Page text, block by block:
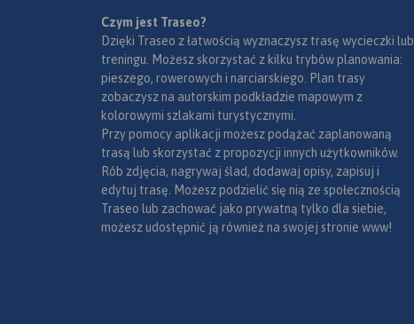
Czym jest Traseo?
Dzięki Traseo z łatwością wyznaczysz trasę wycieczki lub
treningu. Możesz skorzystać z kilku trybów planowania:
pieszego, rowerowych i narciarskiego. Plan trasy
zobaczysz na autorskim podkładzie mapowym z
kolorowymi szlakami turystycznymi.
Przy pomocy aplikacji możesz podążać zaplanowaną
trasą lub skorzystać z propozycji innych użytkowników.
Rób zdjęcia, nagrywaj ślad, dodawaj opisy, zapisuj i
edytuj trasę. Możesz podzielić się nią ze społecznością
Traseo lub zachować jako prywatną tylko dla siebie,
możesz udostępnić ją również na swojej stronie www!